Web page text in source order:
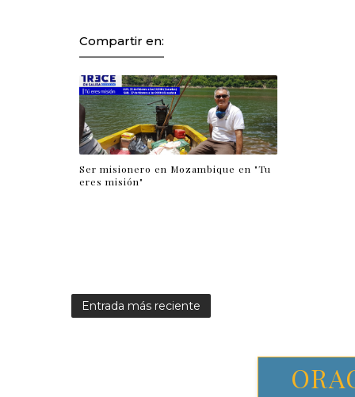
Compartir en:
Ser misionero en Mozambique en "Tu
eres misión"
Entrada más reciente